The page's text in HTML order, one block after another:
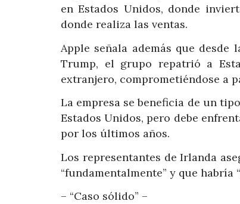
en Estados Unidos, donde
donde realiza las ventas.
Apple señala además que
Trump, el grupo repatrió a
extranjero, comprometiéndose a
La empresa se beneficia de un
Estados Unidos, pero debe
por los últimos años.
Los representantes de Irlanda
“fundamentalmente” y que habría
– “Caso sólido” –